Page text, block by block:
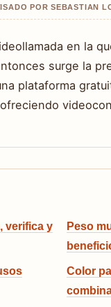
POR SEBASTIAN
en la
surge la
plataforma
verifica y
Peso
Color